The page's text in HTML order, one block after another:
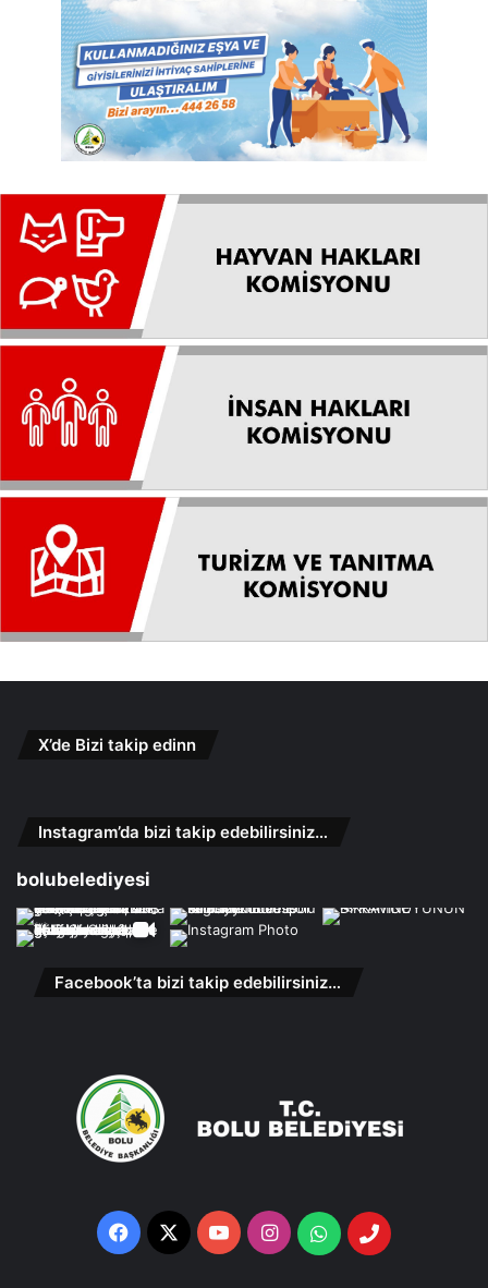
X’de Bizi takip edinn
Instagram’da bizi takip edebilirsiniz…
bolubelediyesi
Facebook’ta bizi takip edebilirsiniz…
Facebook
X YouTubeInstagramWhatsappTelefon